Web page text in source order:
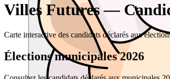
Villes Futures —
Carte interactive des candidats déclarés aux
Élections municipales 2026